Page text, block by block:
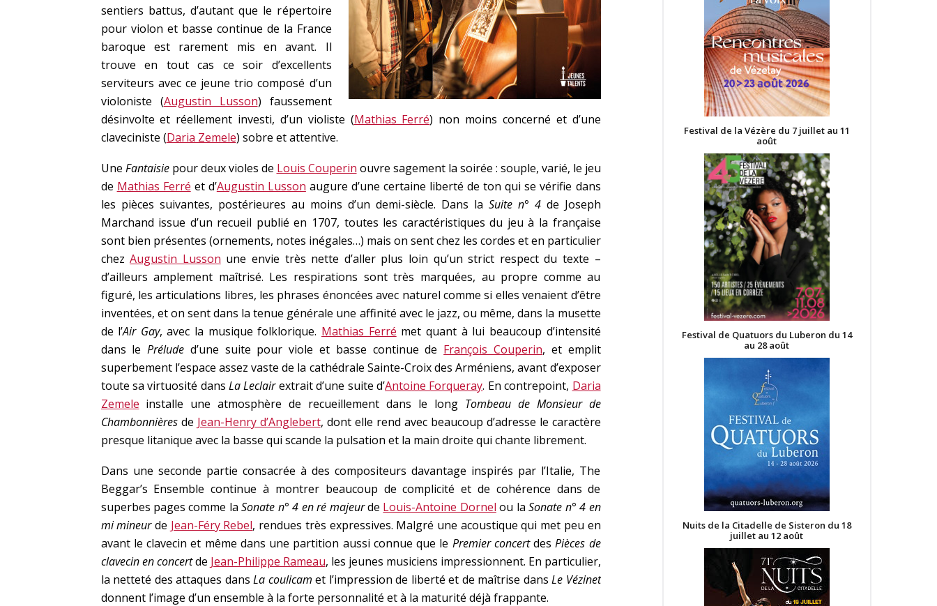
sentiers battus, d’autant que le répertoire
pour violon et basse continue de la France
baroque est rarement mis en avant. Il
trouve en tout cas ce soir d’excellents
serviteurs avec ce jeune trio composé d’un
violoniste (Augustin Lusson) faussement
désinvolte et réellement investi, d’un violiste (Mathias Ferré) non moins concerné et d’une
claveciniste (Daria Zemele) sobre et attentive.
Une Fantaisiepour deux violes de Louis Couperin ouvre sagement la soirée : souple, varié, le jeu
de Mathias Ferré et d’Augustin Lusson augure d’une certaine liberté de ton qui se vérifie dans
les pièces suivantes, postérieures au moins d’un demi-siècle. Dans la Suite n° 4de Joseph
Marchand issue d’un recueil publié en 1707, toutes les caractéristiques du jeu à la française
sont bien présentes (ornements, notes inégales…) mais on sent chez les cordes et en particulier
chezAugustin Lusson une envie très nette d’aller plus loin qu’un strict respect du texte –
d’ailleurs amplement maîtrisé. Les respirations sont très marquées, au propre comme au
figuré, les articulations libres, les phrases énoncées avec naturel comme si elles venaient d’être
inventées, et on sent dans la tenue générale une affinité avec le jazz, ou même, dans la musette
de l’Air Gay, avec la musique folklorique. Mathias Ferré met quant à lui beaucoup d’intensité
dans lePrélude d’une suite pour viole et basse continue de François Couperin, et emplit
superbement l’espace assez vaste de la cathédrale Sainte-Croix des Arméniens, avant d’exposer
toute sa virtuosité dansLa Leclairextrait d’une suite d’Antoine Forqueray. En contrepoint, Daria
Zemele installe une atmosphère de recueillement dans le long Tombeau de Monsieur de
Chambonnièresde Jean-Henry d’Anglebert, dont elle rend avec beaucoup d’adresse le caractère
presque litanique avec la basse qui scande la pulsation et la main droite qui chante librement.
Dans une seconde partie consacrée à des compositeurs davantage inspirés par l’Italie, The
Beggar’s Ensemble continue à montrer beaucoup de complicité et de cohérence dans de
superbes pages comme laSonate n° 4 en ré majeurde Louis-Antoine Dornel ou laSonate n° 4 en
mi mineurde Jean-Féry Rebel, rendues très expressives. Malgré une acoustique qui met peu en
avant le clavecin et même dans une partition aussi connue que le Premier concertdesPièces de
clavecin en concertde Jean-Philippe Rameau, les jeunes musiciens impressionnent. En particulier,
la netteté des attaques dans La coulicam et l’impression de liberté et de maîtrise dans Le Vézinet
donnent l’image d’un ensemble à la forte personnalité et à la maturité déjà frappante.
Festival de la Vézère du 7 juillet au 11
août
Festival de Quatuors du Luberon du 14
au 28 août
Nuits de la Citadelle de Sisteron du 18
juillet au 12 août